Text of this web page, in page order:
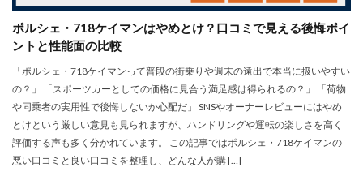
ポルシェ・718ケイマンはやめとけ？口コミで見える後悔ポイ
ントと性能面の比較
「ポルシェ・718ケイマンって普段の街乗りや週末の遠出で本当に扱いやすい
の？」 「スポーツカーとしての価格に見合う満足感は得られるの？」 「荷物
や同乗者の実用性で後悔しないか心配だ」 SNSやオーナーレビューにはやめ
とけという厳しい意見も見られますが、ハンドリングや運転の楽しさを高く
評価する声も多く分かれています。 この記事ではポルシェ・718ケイマンの
悪い口コミと良い口コミを整理し、どんな人が購 […]